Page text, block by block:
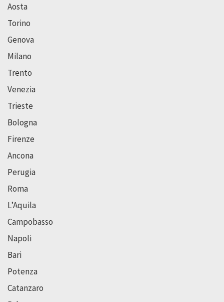
Aosta
Torino
Genova
Milano
Trento
Venezia
Trieste
Bologna
Firenze
Ancona
Perugia
Roma
L’Aquila
Campobasso
Napoli
Bari
Potenza
Catanzaro